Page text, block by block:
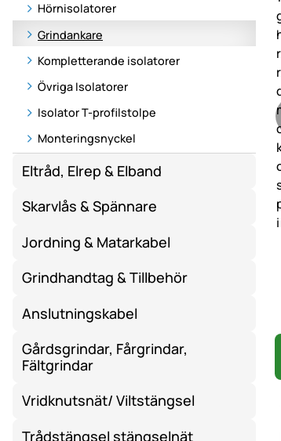
Hörnisolatorer
Grindankare
Kompletterande isolatorer
Övriga Isolatorer
Isolator T-profilstolpe
Monteringsnyckel
Eltråd, Elrep & Elband
Skarvlås & Spännare
Jordning & Matarkabel
Grindhandtag & Tillbehör
Anslutningskabel
Gårdsgrindar, Fårgrindar,
Fältgrindar
Vridknutsnät/ Viltstängsel
Trådstängsel stängselnät